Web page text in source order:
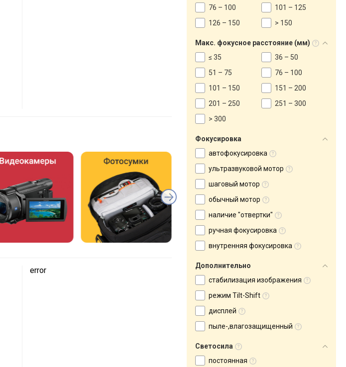
error
76 – 100
101 – 125
126 – 150
> 150
Макс. фокусное расстояние (мм)
≤ 35
36 – 50
51 – 75
76 – 100
101 – 150
151 – 200
201 – 250
251 – 300
> 300
Фокусировка
автофокусировка
ультразвуковой мотор
шаговый мотор
обычный мотор
наличие "отвертки"
ручная фокусировка
внутренняя фокусировка
Дополнительно
стабилизация изображения
режим Tilt-Shift
дисплей
пыле-,влагозащищенный
Светосила
постоянная